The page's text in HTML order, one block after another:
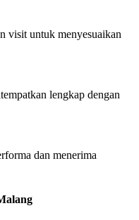
visit untuk menyesuaikan
lengkap dengan
dan menerima